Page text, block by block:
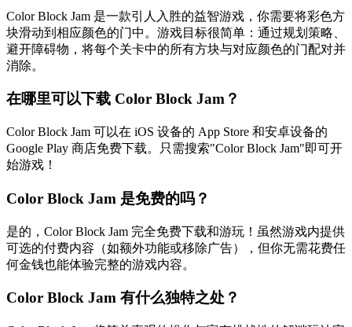
Color Block Jam 是一款引人入胜的益智游戏，你需要将彩色方
块滑动到相应颜色的门中。游戏目标很简单：通过规划策略、
避开障碍物，将每个关卡中的所有方块与对应颜色的门配对并
消除。
在哪里可以下载 Color Block Jam？
Color Block Jam 可以在 iOS 设备的 App Store 和安卓设备的
Google Play 商店免费下载。只需搜索"Color Block Jam"即可开
始游戏！
Color Block Jam 是免费的吗？
是的，Color Block Jam 完全免费下载和游玩！虽然游戏内提供
可选的付费内容（如额外功能或移除广告），但你无需花费任
何金钱也能体验完整的游戏内容。
Color Block Jam 有什么独特之处？